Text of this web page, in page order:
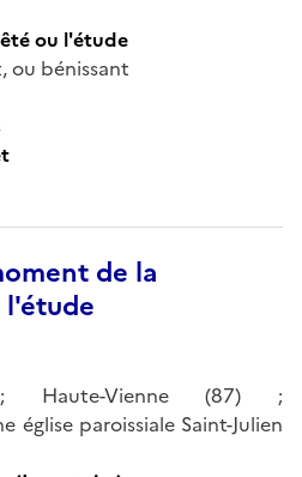
ou l'étude
ou bénissant
de la
; Haute-Vienne (87) ;
église paroissiale Saint-Julien